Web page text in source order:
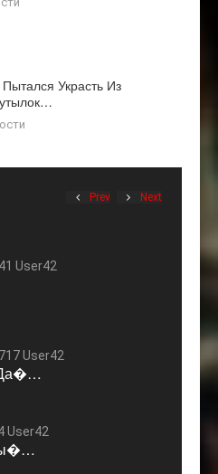
Украсть Из
Prev Next
User42
User42
Да�…
User42